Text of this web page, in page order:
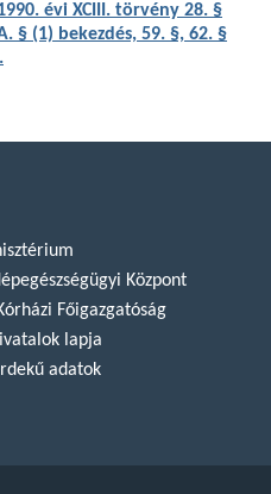
évi XCIII. törvény 28. §
§ (1) bekezdés, 59. §, 62. §
Központ
Főigazgatóság
lapja
adatok